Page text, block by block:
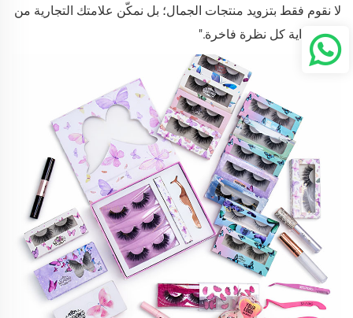
لا نقوم فقط بتزويد منتجات الجمال؛ بل نمكّن علامتك التجارية من
تحديد بداية كل نظرة فاخرة."